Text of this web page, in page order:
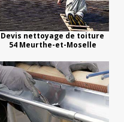
Devis nettoyage de toiture
54 Meurthe-et-Moselle